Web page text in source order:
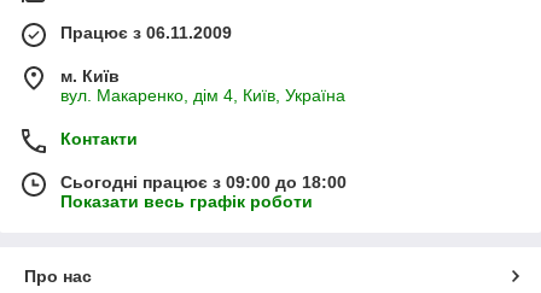
Працює з 06.11.2009
м. Київ
вул. Макаренко, дім 4, Київ, Україна
Контакти
Сьогодні працює з 09:00 до 18:00
Показати весь графік роботи
Про нас